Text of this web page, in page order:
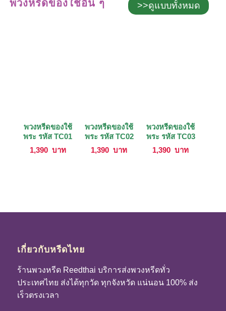
พวงหรีดของใช้อื่น ๆ >>ดูแบบทั้งหมด
พวงหรีดของใช้
พระ รหัส TC01
1,390 บาท
พวงหรีดของใช้
พระ รหัส TC02
1,390 บาท
พวงหรีดของใช้
พระ รหัส TC03
1,390 บาท
เกี่ยวกับหรีดไทย
ร้านพวงหรีด Reedthai บริการส่งพวงหรีดทั่ว
ประเทศไทย ส่งได้ทุกวัด ทุกจังหวัด แน่นอน 100% ส่ง
เร็วตรงเวลา